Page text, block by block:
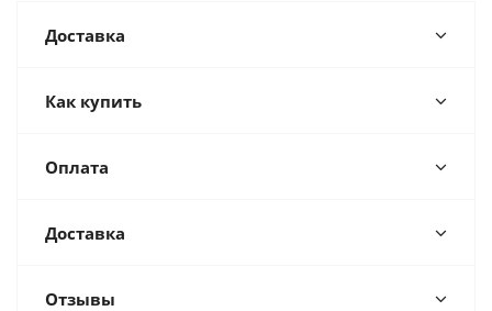
Доставка
Как купить
Оплата
Доставка
Отзывы